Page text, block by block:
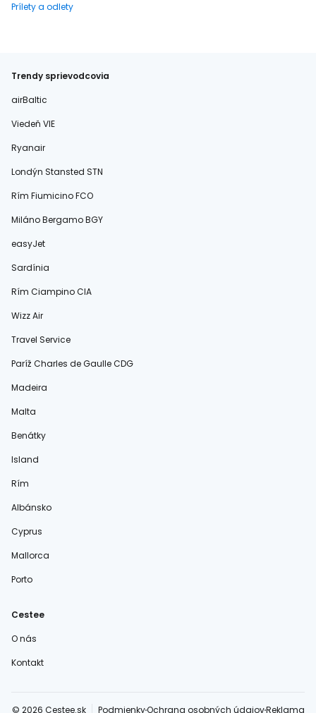
Prílety a odlety
Trendy sprievodcovia
airBaltic
Viedeň VIE
Ryanair
Londýn Stansted STN
Rím Fiumicino FCO
Miláno Bergamo BGY
easyJet
Sardínia
Rím Ciampino CIA
Wizz Air
Travel Service
Paríž Charles de Gaulle CDG
Madeira
Malta
Benátky
Island
Rím
Albánsko
Cyprus
Mallorca
Porto
Cestee
O nás
Kontakt
© 2026 Cestee.sk PodmienkyOchrana osobných údajovReklama